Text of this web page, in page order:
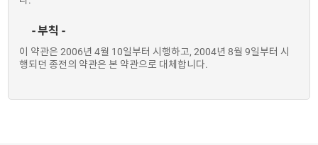
- 부칙 -
이 약관은 2006년 4월 10일부터 시행하고, 2004년 8월 9일부터 시
행되던 종전의 약관은 본 약관으로 대체합니다.